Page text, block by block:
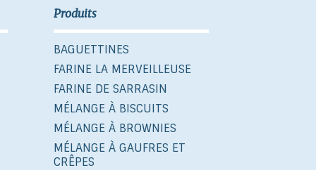
Produits
BAGUETTINES
FARINE LA MERVEILLEUSE
FARINE DE SARRASIN
MÉLANGE À BISCUITS
MÉLANGE À BROWNIES
MÉLANGE À GAUFRES ET
CRÊPES